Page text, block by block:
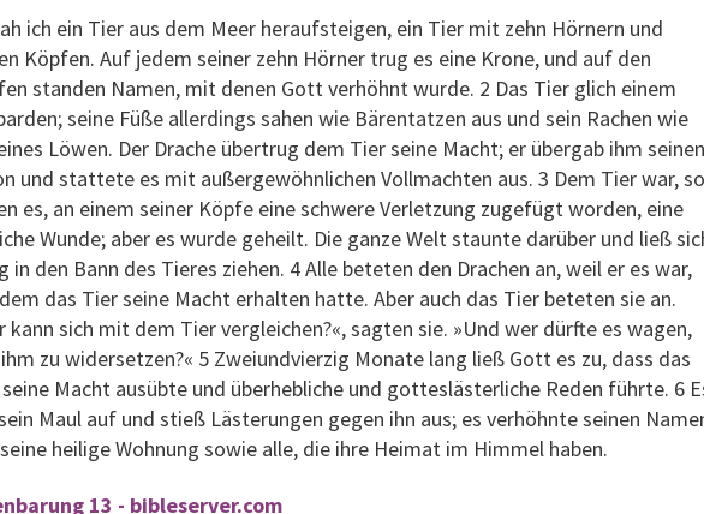
ich ein Tier aus dem Meer heraufsteigen, ein Tier mit zehn Hörnern und
Köpfen. Auf jedem seiner zehn Hörner trug es eine Krone, und auf den
standen Namen, mit denen Gott verhöhnt wurde. 2 Das Tier glich einem
seine Füße allerdings sahen wie Bärentatzen aus und sein Rachen wie
Löwen. Der Drache übertrug dem Tier seine Macht; er übergab ihm seinen
und stattete es mit außergewöhnlichen Vollmachten aus. 3 Dem Tier war, so
es, an einem seiner Köpfe eine schwere Verletzung zugefügt worden, eine
Wunde; aber es wurde geheilt. Die ganze Welt staunte darüber und ließ
in den Bann des Tieres ziehen. 4 Alle beteten den Drachen an, weil er es war,
das Tier seine Macht erhalten hatte. Aber auch das Tier beteten sie an.
kann sich mit dem Tier vergleichen?«, sagten sie. »Und wer dürfte es wagen,
zu widersetzen?« 5 Zweiundvierzig Monate lang ließ Gott es zu, dass das
Macht ausübte und überhebliche und gotteslästerliche Reden führte. 6
Maul auf und stieß Lästerungen gegen ihn aus; es verhöhnte seinen
heilige Wohnung sowie alle, die ihre Heimat im Himmel haben.
13 - bibleserver.com